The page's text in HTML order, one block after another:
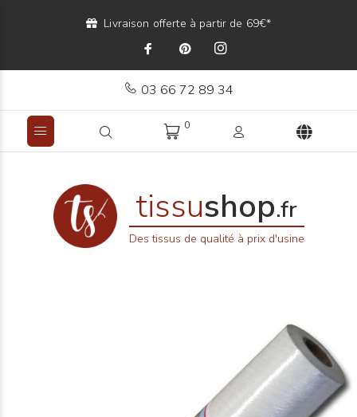
Livraison offerte à partir de 69€*
03 66 72 89 34
0
tissushop.fr
Des tissus de qualité à prix d'usine